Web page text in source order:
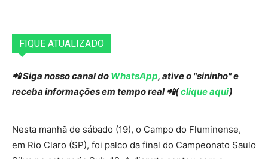
FIQUE ATUALIZADO
📲 Siga nosso canal do WhatsApp, ative o "sininho" e
receba informações em tempo real 📲(clique aqui)
Nesta manhã de sábado (19), o Campo do Fluminense,
em Rio Claro (SP), foi palco da final do Campeonato Saulo